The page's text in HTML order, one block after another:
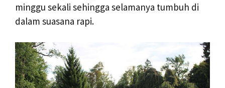
minggu sekali sehingga selamanya tumbuh di
dalam suasana rapi.